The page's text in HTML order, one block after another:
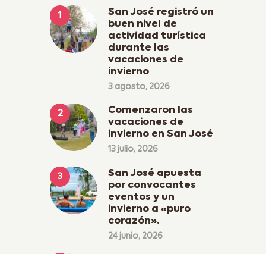
San José registró un
buen nivel de
actividad turística
durante las
vacaciones de
invierno
3 agosto, 2026
Comenzaron las
vacaciones de
invierno en San José
13 julio, 2026
San José apuesta
por convocantes
eventos y un
invierno a «puro
corazón».
24 junio, 2026